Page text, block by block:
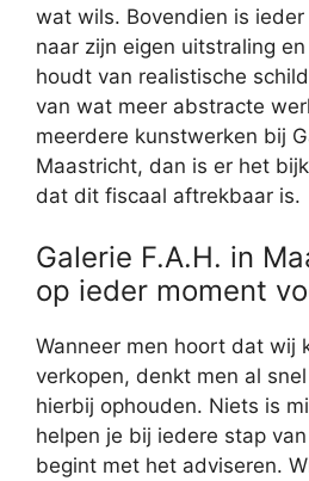
wat wils. Bovendien is
naar zijn eigen uitstraling
houdt van realistische
van wat meer abstracte
meerdere kunstwerken bij
Maastricht, dan is er het
dat dit fiscaal aftrekbaar is.
Galerie F.A.H. in
op ieder moment
Wanneer men hoort dat wij
verkopen, denkt men al
hierbij ophouden. Niets is
helpen je bij iedere stap
begint met het adviseren.